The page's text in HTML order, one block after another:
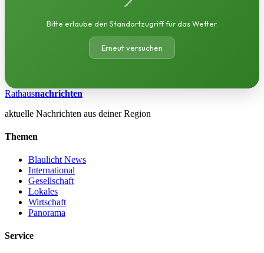
Bitte erlaube den Standortzugriff für das Wetter.
Erneut versuchen
Rathausnachrichten
aktuelle Nachrichten aus deiner Region
Themen
Blaulicht News
International
Gesellschaft
Lokales
Wirtschaft
Panorama
Service